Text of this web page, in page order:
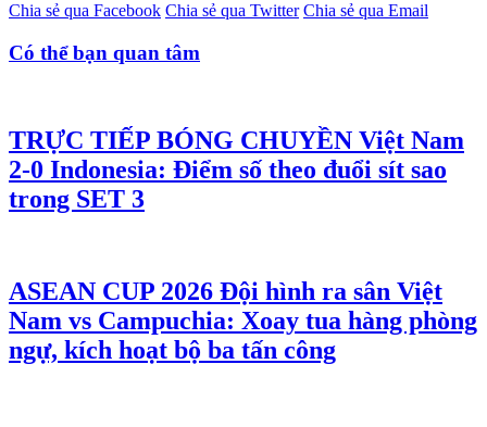
Chia sẻ qua Facebook Chia sẻ qua Twitter Chia sẻ qua Email
Có thể bạn quan tâm
TRỰC TIẾP BÓNG CHUYỀN Việt Nam
2-0 Indonesia: Điểm số theo đuổi sít sao
trong SET 3
ASEAN CUP 2026 Đội hình ra sân Việt
Nam vs Campuchia: Xoay tua hàng phòng
ngự, kích hoạt bộ ba tấn công